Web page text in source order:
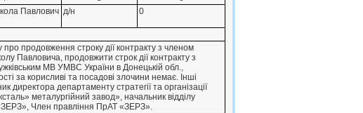
Павлович д/н 0
продовження строку дiї контракту з членом
Павловича, продовжити строк дiї контракту з
МВ УМВС України в Донецькiй обл.,
за корисливi та посадовi злочини немає. Iншi
директора департаменту стратегiї та органiзацiї
металургiйний завод», начальник вiддiлу
Член правлiння ПрАТ «ЗЕРЗ».